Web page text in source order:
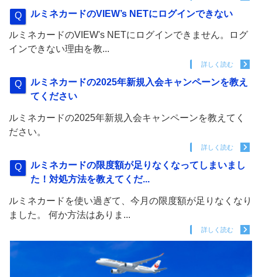
ルミネカードのVIEW’s NETにログインできない
ルミネカードのVIEW's NETにログインできません。ログ
インできない理由を教...
詳しく読む
ルミネカードの2025年新規入会キャンペーンを教え
てください
ルミネカードの2025年新規入会キャンペーンを教えてく
ださい。
詳しく読む
ルミネカードの限度額が足りなくなってしまいまし
た！対処方法を教えてくだ...
ルミネカードを使い過ぎて、今月の限度額が足りなくなり
ました。 何か方法はありま...
詳しく読む